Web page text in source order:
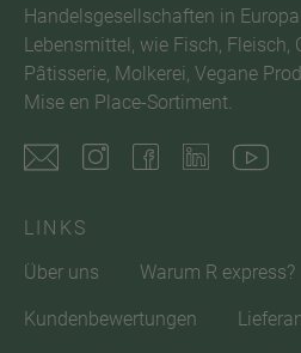
Handelsgesellschaften in
Lebensmittel, wie Fisch, Fleisch,
Pâtisserie, Molkerei, Vegane
Mise en Place-Sortiment.
LINKS
Über uns
Warum R express?
Kundenbewertungen